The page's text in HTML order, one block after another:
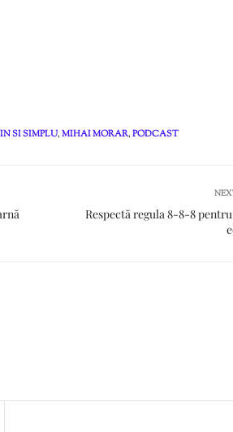
SI SIMPLU,MIHAI MORAR,PODCAST
Respectă regula 8-8-8